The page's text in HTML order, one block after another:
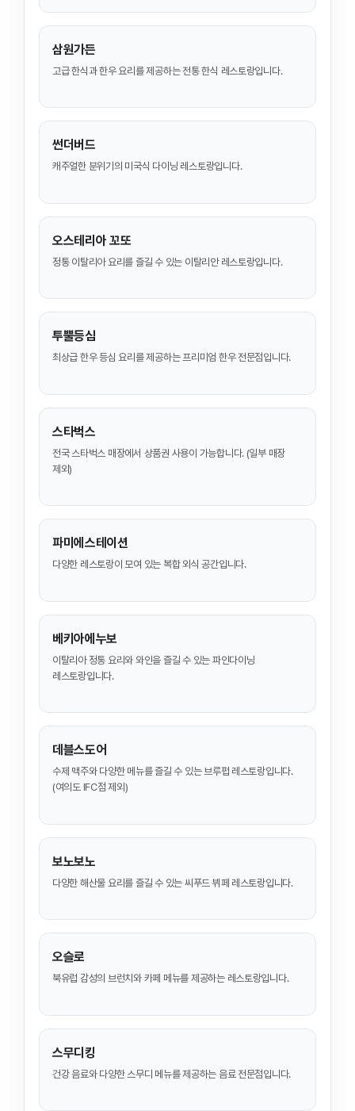
삼원가든
고급 한식과 한우 요리를 제공하는 전통 한식 레스토랑입니다.
썬더버드
캐주얼한 분위기의 미국식 다이닝 레스토랑입니다.
오스테리아 꼬또
정통 이탈리아 요리를 즐길 수 있는 이탈리안 레스토랑입니다.
투뿔등심
최상급 한우 등심 요리를 제공하는 프리미엄 한우 전문점입니다.
스타벅스
전국 스타벅스 매장에서 상품권 사용이 가능합니다. (일부 매장
제외)
파미에스테이션
다양한 레스토랑이 모여 있는 복합 외식 공간입니다.
베키아에누보
이탈리아 정통 요리와 와인을 즐길 수 있는 파인다이닝
레스토랑입니다.
데블스도어
수제 맥주와 다양한 메뉴를 즐길 수 있는 브루펍 레스토랑입니다.
(여의도 IFC점 제외)
보노보노
다양한 해산물 요리를 즐길 수 있는 씨푸드 뷔페 레스토랑입니다.
오슬로
북유럽 감성의 브런치와 카페 메뉴를 제공하는 레스토랑입니다.
스무디킹
건강 음료와 다양한 스무디 메뉴를 제공하는 음료 전문점입니다.